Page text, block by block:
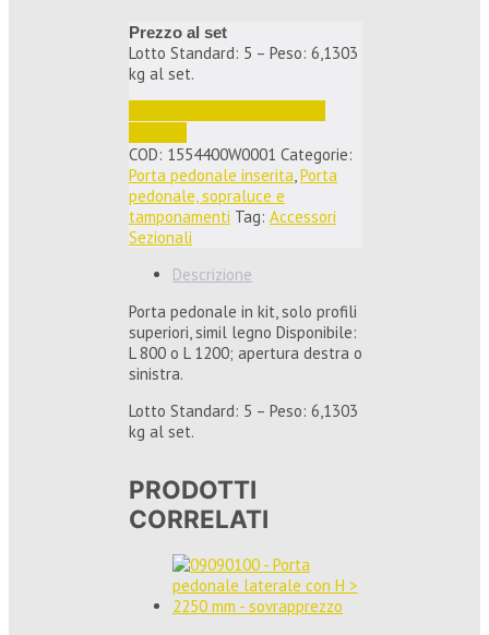
Prezzo al set
Lotto Standard: 5 – Peso: 6,1303
kg al set.
COD: 1554400W0001 Categorie:
Porta pedonale inserita,Porta
pedonale, sopraluce e
tamponamenti Tag: Accessori
Sezionali
Descrizione
Porta pedonale in kit, solo profili
superiori, simil legno Disponibile:
L 800 o L 1200; apertura destra o
sinistra.
Lotto Standard: 5 – Peso: 6,1303
kg al set.
PRODOTTI
CORRELATI